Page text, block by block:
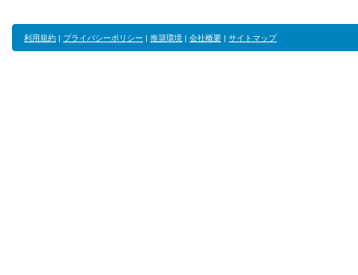
利用規約 | プライバシーポリシー | 推奨環境 | 会社概要 | サイトマップ